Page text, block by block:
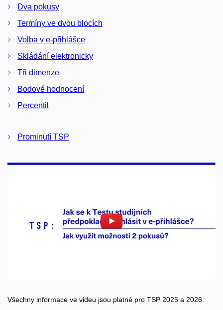
Dva pokusy
Termíny ve dvou blocích
Volba v e-přihlášce
Skládání elektronicky
Tři dimenze
Bodové hodnocení
Percentil
Prominutí TSP
Povolit cookies a přehrát
Otevřít na youtube.com
Všechny informace ve videu jsou platné pro TSP 2025 a 2026.